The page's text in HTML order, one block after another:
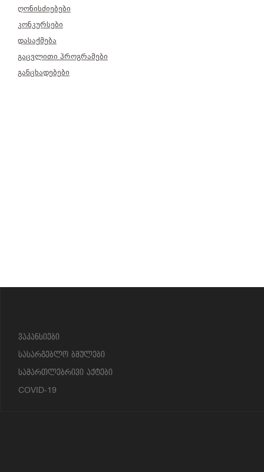
ღონისძიებები
კონკურსები
დასაქმება
გაცვლითი პროგრამები
განცხადებები
ვაკანსიები
სასარგებლო ბმულები
სამართლებრივი აქტები
COVID-19